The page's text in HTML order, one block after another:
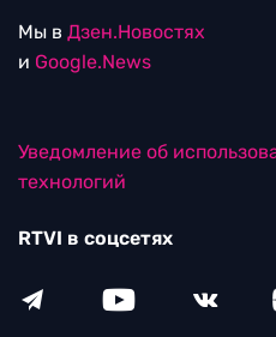
Мы в Дзен.Новостях
и Google.News
Уведомление об
технологий
RTVI в соцсетях